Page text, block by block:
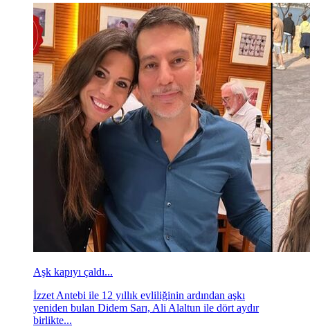
Aşk kapıyı çaldı...
İzzet Antebi ile 12 yıllık evliliğinin ardından aşkı
yeniden bulan Didem Sarı, Ali Alaltun ile dört aydır
birlikte...